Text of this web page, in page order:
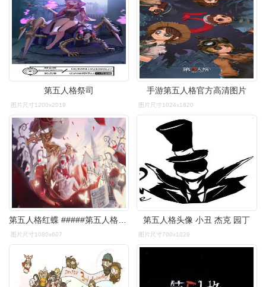
第五人格祭司
图片尺寸1200x2019
手游第五人格官方高清图片
图片尺寸1024x1820
图片尺寸1080x607
第五人格头像 小丑 杰克 园丁
图片尺寸700x1029